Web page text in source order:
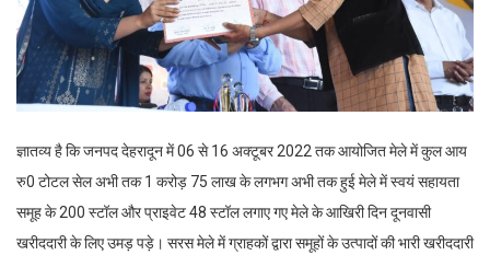
ज्ञातव्य है कि जनपद देहरादून में 06 से 16 अक्टूबर 2022 तक आयोजित मेले में कुल आय
रु0 टोटल सेल अभी तक 1 करोड़ 75 लाख के लगभग अभी तक हुई मेले में स्वयं सहायता
समूह के 200 स्टॉल और प्राइवेट 48 स्टॉल लगाए गए मेले के आखिरी दिन दूनवासी
खरीददारी के लिए उमड़ पड़े। सरस मेले में ग्राहकों द्वारा समूहों के उत्पादों की भारी खरीददारी